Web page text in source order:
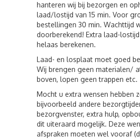
hanteren wij bij bezorgen en
laad/lostijd van 15 min. Voor
bestellingen 30 min. Wachttijd
doorberekend! Extra laad-
helaas berekenen.
Laad- en losplaat moet goed
Wij brengen geen materialen/
boven, lopen geen trappen etc.
Mocht u extra wensen hebben
bijvoorbeeld andere
bezorgvenster, extra hulp,
dit uiteraard mogelijk. Deze
afspraken moeten wel vooraf